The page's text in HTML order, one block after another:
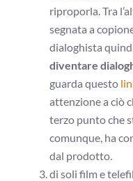
riproporla. Tra
segnata a
dialoghista
diventare
guarda questo
attenzione a ciò
terzo punto che
comunque, ha
dal prodotto.
di soli film e